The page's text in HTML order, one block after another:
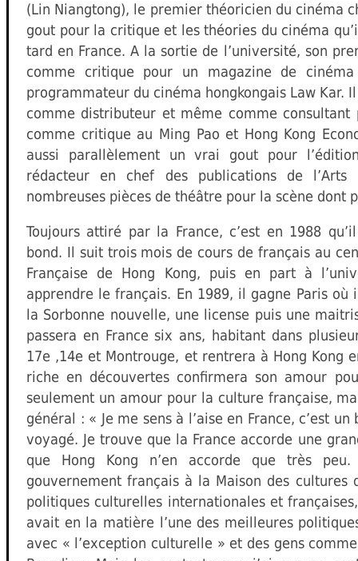
(Lin Niangtong), le premier théoricien du cinéma
gout pour la critique et les théories du cinéma
tard en France. A la sortie de l’université, son
comme critique pour un magazine de
programmateur du cinéma hongkongais Law Kar.
comme distributeur et même comme consultant
comme critique au Ming Pao et Hong Kong
aussi parallèlement un vrai gout pour
rédacteur en chef des publications de
nombreuses pièces de théâtre pour la scène dont
Toujours attiré par la France, c’est en 1988
bond. Il suit trois mois de cours de français au
Française de Hong Kong, puis en part à
apprendre le français. En 1989, il gagne Paris où
la Sorbonne nouvelle, une license puis une
passera en France six ans, habitant dans
17e ,14e et Montrouge, et rentrera à Hong Kong
riche en découvertes confirmera son amour
seulement un amour pour la culture française,
général : « Je me sens à l’aise en France, c’est
voyagé. Je trouve que la France accorde une
que Hong Kong n’en accorde que très
gouvernement français à la Maison des cultures
politiques culturelles internationales et
avait en la matière l’une des meilleures
avec « l’exception culturelle » et des gens